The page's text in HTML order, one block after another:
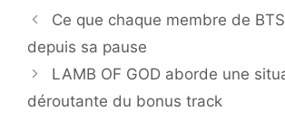
Ce que chaque membre de
depuis sa pause
LAMB OF GOD aborde une
déroutante du bonus track